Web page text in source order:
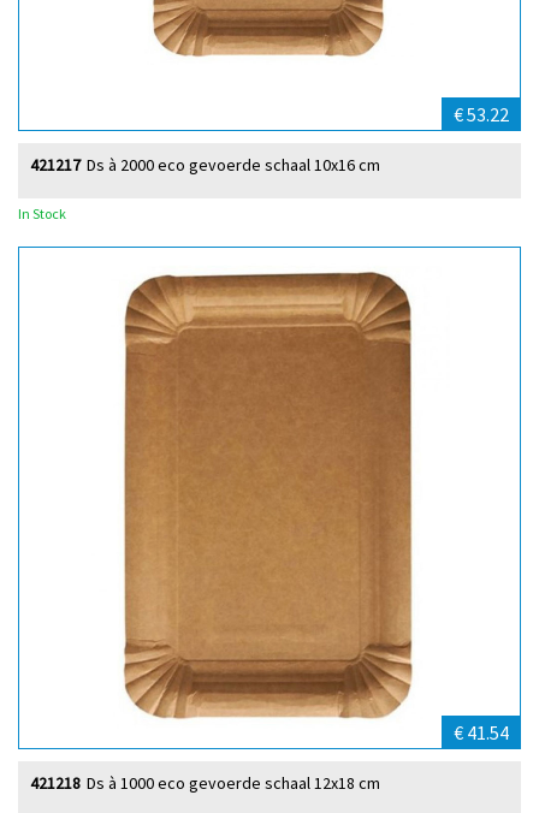
€ 53.22
Ds à 2000 eco gevoerde schaal 10x16 cm
421217
In Stock
€ 41.54
Ds à 1000 eco gevoerde schaal 12x18 cm
421218